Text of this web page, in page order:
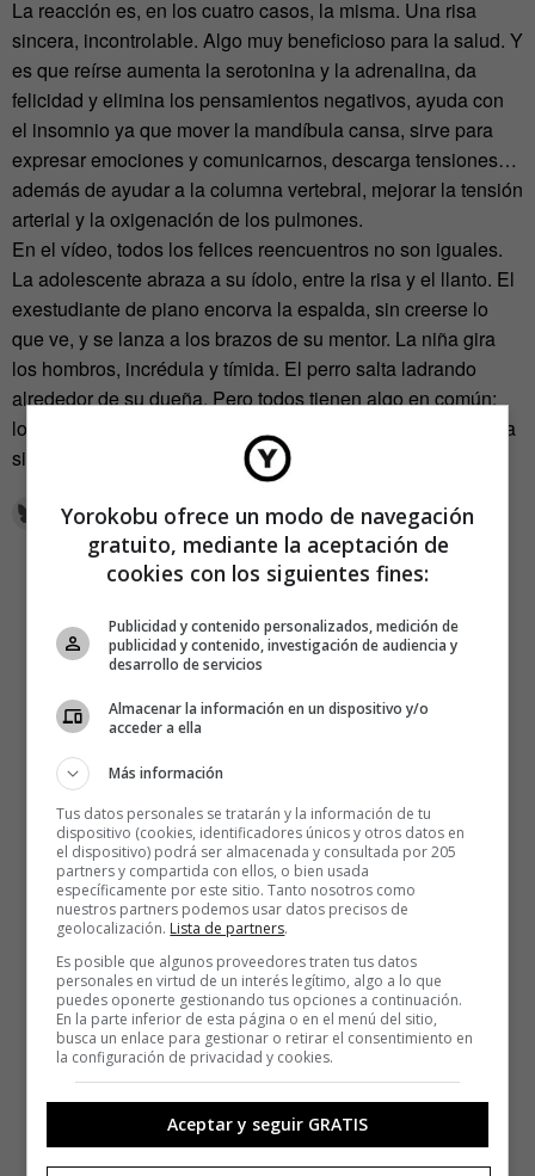
La reacción es, en los cuatro casos, la misma. Una risa
sincera, incontrolable. Algo muy beneficioso para la salud. Y
es que reírse aumenta la serotonina y la adrenalina, da
felicidad y elimina los pensamientos negativos, ayuda con
el insomnio ya que mover la mandíbula cansa, sirve para
expresar emociones y comunicarnos, descarga tensiones…
además de ayudar a la columna vertebral, mejorar la tensión
arterial y la oxigenación de los pulmones.
En el vídeo, todos los felices reencuentros no son iguales.
La adolescente abraza a su ídolo, entre la risa y el llanto. El
exestudiante de piano encorva la espalda, sin creerse lo
que ve, y se lanza a los brazos de su mentor. La niña gira
los hombros, incrédula y tímida. El perro salta ladrando
alrededor de su dueña. Pero todos tienen algo en común:
los protagonistas ríen mostrando la mejor risa del mundo: la
sincera.
Yorokobu ofrece un modo de navegación
gratuito, mediante la aceptación de
cookies con los siguientes fines:
Publicidad y contenido personalizados, medición de
publicidad y contenido, investigación de audiencia y
desarrollo de servicios
Almacenar la información en un dispositivo y/o
acceder a ella
Más información
Tus datos personales se tratarán y la información de tu
dispositivo (cookies, identificadores únicos y otros datos en
el dispositivo) podrá ser almacenada y consultada por 205
partners y compartida con ellos, o bien usada
específicamente por este sitio. Tanto nosotros como
nuestros partners podemos usar datos precisos de
geolocalización. Lista de partners.
Es posible que algunos proveedores traten tus datos
personales en virtud de un interés legítimo, algo a lo que
puedes oponerte gestionando tus opciones a continuación.
En la parte inferior de esta página o en el menú del sitio,
busca un enlace para gestionar o retirar el consentimiento en
la configuración de privacidad y cookies.
Aceptar y seguir GRATIS